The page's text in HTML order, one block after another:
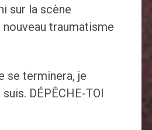
sur la scène
nouveau traumatisme
se terminera, je
DÉPÊCHE-TOI